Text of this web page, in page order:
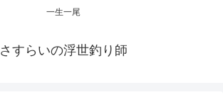
一生一尾
さすらいの浮世釣り師